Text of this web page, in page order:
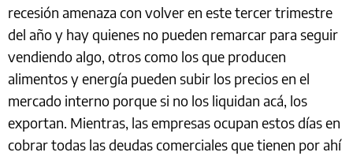
recesión amenaza con volver en este tercer trimestre
del año y hay quienes no pueden remarcar para seguir
vendiendo algo, otros como los que producen
alimentos y energía pueden subir los precios en el
mercado interno porque si no los liquidan acá, los
exportan. Mientras, las empresas ocupan estos días en
cobrar todas las deudas comerciales que tienen por ahí